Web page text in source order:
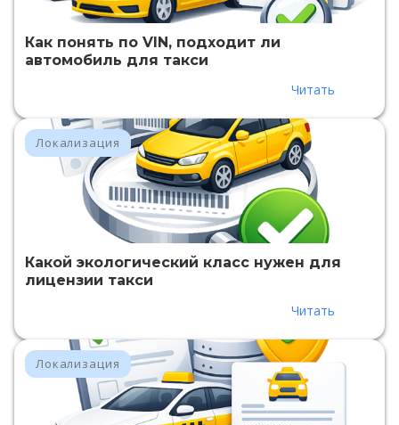
Как понять по VIN, подходит ли
автомобиль для такси
Читать
Локализация
Какой экологический класс нужен для
лицензии такси
Читать
Локализация